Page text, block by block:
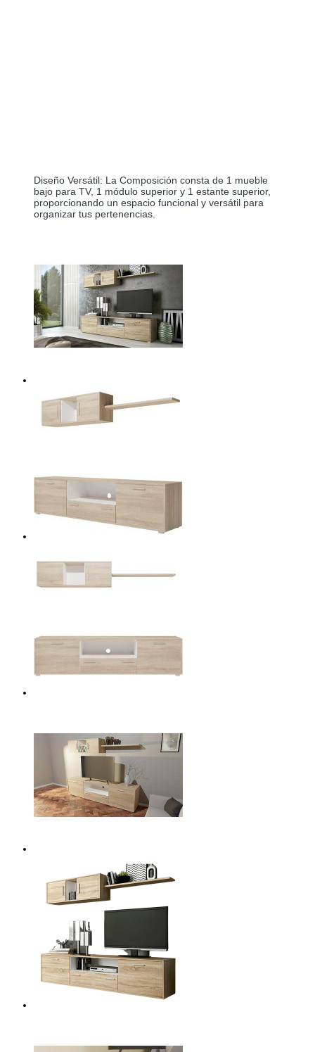
Diseño Versátil: La Composición consta de 1 mueble
bajo para TV, 1 módulo superior y 1 estante superior,
proporcionando un espacio funcional y versátil para
organizar tus pertenencias.